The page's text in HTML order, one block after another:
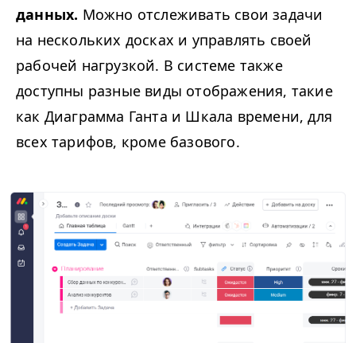
данных. Можно отслеживать свои задачи
на нескольких досках и управлять своей
рабочей нагрузкой. В системе также
доступны разные виды отображения, такие
как Диаграмма Ганта и Шкала времени, для
всех тарифов, кроме базового.